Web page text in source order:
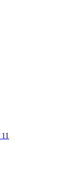
11